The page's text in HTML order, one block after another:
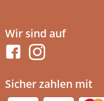
Wir sind auf
Sicher zahlen mit